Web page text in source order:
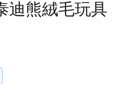
迪熊絨毛玩具